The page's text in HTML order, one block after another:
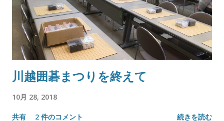
川越囲碁まつりを終えて
10月 28, 2018
共有 2 件のコメント 続きを読む